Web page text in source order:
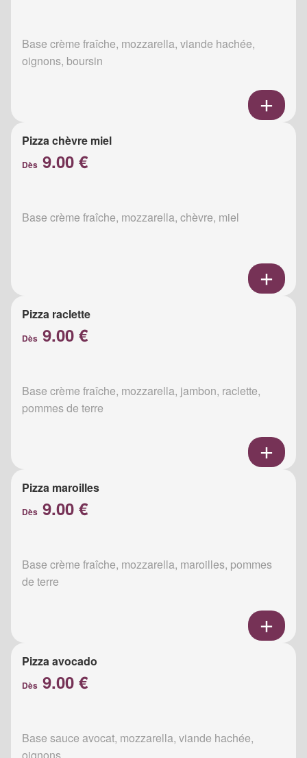
Base crème fraîche, mozzarella, viande hachée,
oignons, boursin
Pizza chèvre miel
Dès 9.00 €
Base crème fraîche, mozzarella, chèvre, miel
Pizza raclette
Dès 9.00 €
Base crème fraîche, mozzarella, jambon, raclette,
pommes de terre
Pizza maroilles
Dès 9.00 €
Base crème fraîche, mozzarella, maroilles, pommes
de terre
Pizza avocado
Dès 9.00 €
Base sauce avocat, mozzarella, viande hachée,
oignons